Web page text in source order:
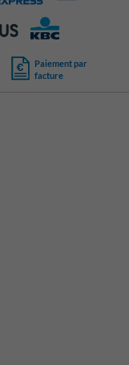
Paiement par
facture